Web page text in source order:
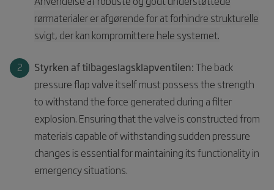
rørmaterialer er afgørende for at forhindre strukturelle
svigt, der kan kompromittere hele systemet.
Styrken af tilbageslagsklapventilen:The back
pressure flap valve itself must possess the strength
to withstand the force generated during a filter
explosion. Ensuring that the valve is constructed from
materials capable of withstanding sudden pressure
changes is essential for maintaining its functionality in
emergency situations.